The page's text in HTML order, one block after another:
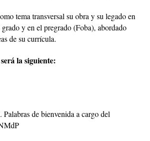
tema transversal su obra y su legado en
grado y en el pregrado (Foba), abordado
de su currícula.
la siguiente:
Palabras de bienvenida a cargo del